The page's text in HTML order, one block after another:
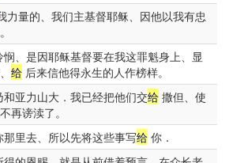
力量的、我们主基督耶稣、因他以我有忠
、是因耶稣基督要在我这罪魁身上、显
给后来信他得永生的人作榜样。
亚力山大．我已经把他们交给 撒但、使
再谤渎了。
里去、所以先将这些事写给 你．